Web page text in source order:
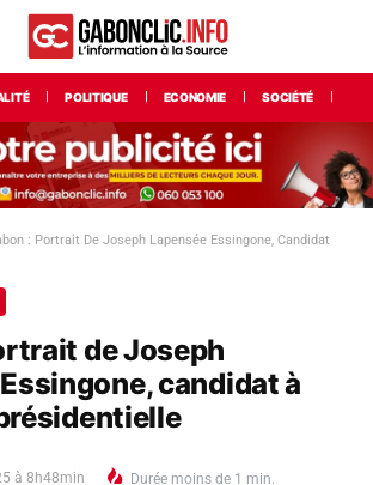
POLITIQUE ECONOMIE SOCIÉTÉ
: Portrait De Joseph Lapensée Essingone, Candidat
de Joseph
candidat à
à 8h48min Durée moins de 1 min.